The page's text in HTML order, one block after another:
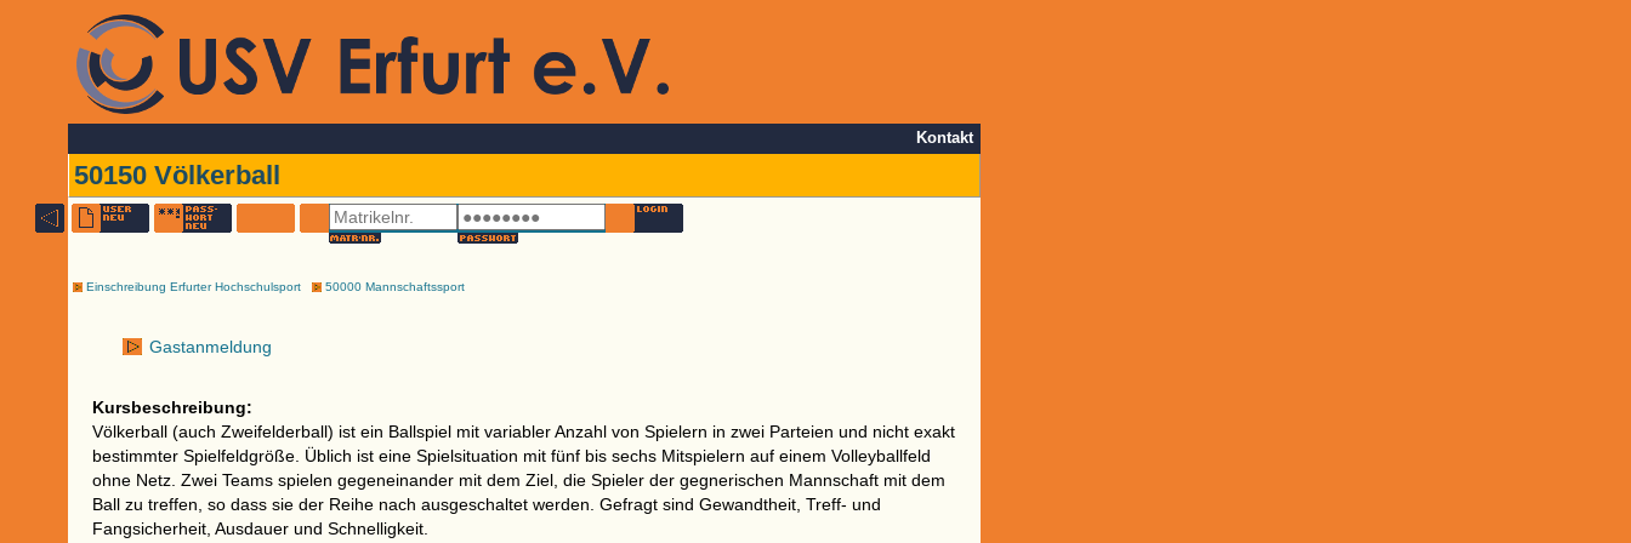
Kontakt
50150 Völkerball
Einschreibung Erfurter Hochschulsport 50000 Mannschaftssport
Gastanmeldung
Kursbeschreibung:
Völkerball (auch Zweifelderball) ist ein Ballspiel mit variabler Anzahl von Spielern in zwei Parteien und nicht exakt
bestimmter Spielfeldgröße. Üblich ist eine Spielsituation mit fünf bis sechs Mitspielern auf einem Volleyballfeld
ohne Netz. Zwei Teams spielen gegeneinander mit dem Ziel, die Spieler der gegnerischen Mannschaft mit dem
Ball zu treffen, so dass sie der Reihe nach ausgeschaltet werden. Gefragt sind Gewandtheit, Treff- und
Fangsicherheit, Ausdauer und Schnelligkeit.